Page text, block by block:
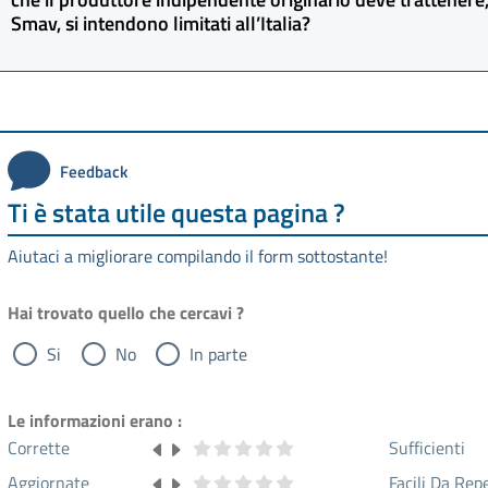
qualora un produttore associato abbia presentato domanda
Smav, si intendono limitati all’Italia?
Feedback
Ti è stata utile questa pagina ?
Aiutaci a migliorare compilando il form sottostante!
Hai trovato quello che cercavi ?
Si
No In parte
Le informazioni erano :
Corrette
Sufficienti